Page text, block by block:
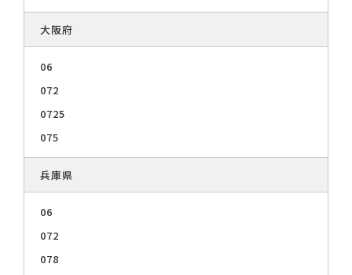
大阪府
06
072
0725
075
兵庫県
06
072
078